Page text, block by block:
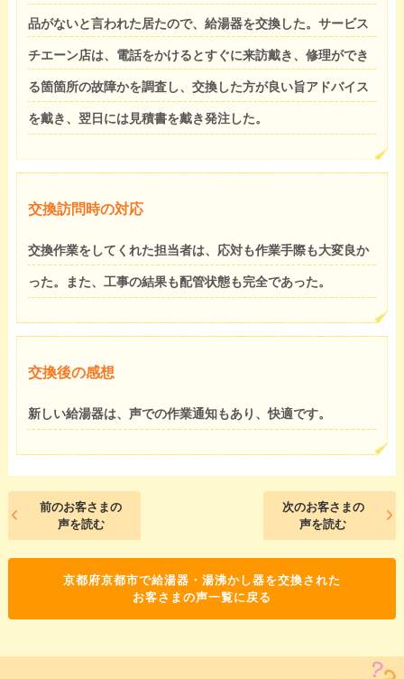
品がないと言われた居たので、給湯器を交換した。サービス
チエーン店は、電話をかけるとすぐに来訪戴き、修理ができ
る箇箇所の故障かを調査し、交換した方が良い旨アドバイス
を戴き、翌日には見積書を戴き発注した。
交換訪問時の対応
交換作業をしてくれた担当者は、応対も作業手際も大変良か
った。また、工事の結果も配管状態も完全であった。
交換後の感想
新しい給湯器は、声での作業通知もあり、快適です。
前のお客さまの
声を読む
次のお客さまの
声を読む
京都府京都市で給湯器・湯沸かし器を交換された
お客さまの声一覧に戻る